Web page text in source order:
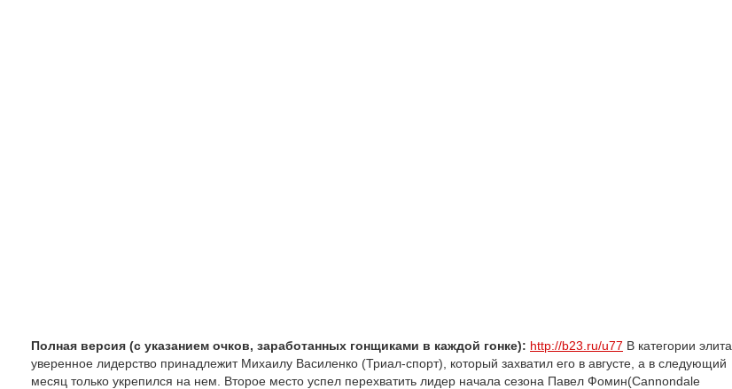
Полная версия (с указанием очков, заработанных гонщиками в каждой гонке): http://b23.ru/u77 В категории элита
уверенное лидерство принадлежит Михаилу Василенко (Триал-спорт), который захватил его в августе, а в следующий
месяц только укрепился на нем. Второе место успел перехватить лидер начала сезона Павел Фомин(Cannondale